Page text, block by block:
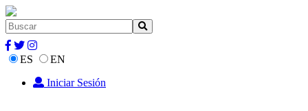
ES
EN
Iniciar Sesión